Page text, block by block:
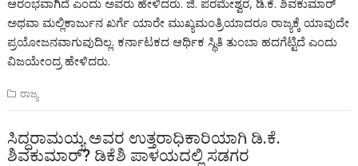
ಆರಂಭವಾಗಿದೆ ಎಂದು ಅವರು ಹೇಳಿದರು. ಜಿ. ಪರಮೇಶ್ವರ, ಡಿ.ಕೆ. ಶಿವಕುಮಾರ್
ಅಥವಾ ಮಲ್ಲಿಕಾರ್ಜುನ ಖರ್ಗೆ ಯಾರೇ ಮುಖ್ಯಮಂತ್ರಿಯಾದರೂ ರಾಜ್ಯಕ್ಕೆ ಯಾವುದೇ
ಪ್ರಯೋಜನವಾಗುವುದಿಲ್ಲ. ಕರ್ನಾಟಕದ ಆರ್ಥಿಕ ಸ್ಥಿತಿ ತುಂಬಾ ಹದಗೆಟ್ಟಿದೆ ಎಂದು
ವಿಜಯೇಂದ್ರ ಹೇಳಿದರು.
ರಾಜ್ಯ
ಸಿದ್ದರಾಮಯ್ಯ ಅವರ ಉತ್ತರಾಧಿಕಾರಿಯಾಗಿ ಡಿ.ಕೆ.
ಶಿವಕುಮಾರ್? ಡಿಕೆಶಿ ಪಾಳಯದಲ್ಲಿ ಸಡಗರ